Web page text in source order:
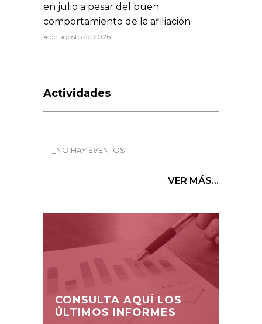
en julio a pesar del buen
comportamiento de la afiliación
4 de agosto de 2026
Actividades
_NO HAY EVENTOS
VER MÁS...
CONSULTA AQUÍ LOS
ÚLTIMOS INFORMES